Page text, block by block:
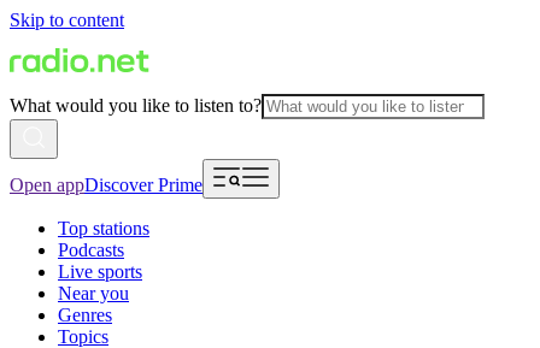
Skip to content
What would you like to listen to?
Open appDiscover Prime
Top stations
Podcasts
Live sports
Near you
Genres
Topics